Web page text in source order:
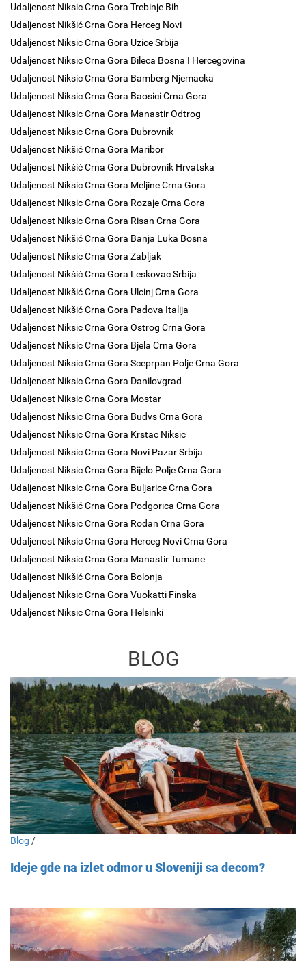
Udaljenost Niksic Crna Gora Trebinje Bih
Udaljenost Nikšić Crna Gora Herceg Novi
Udaljenost Niksic Crna Gora Uzice Srbija
Udaljenost Niksic Crna Gora Bileca Bosna I Hercegovina
Udaljenost Niksic Crna Gora Bamberg Njemacka
Udaljenost Niksic Crna Gora Baosici Crna Gora
Udaljenost Niksic Crna Gora Manastir Odtrog
Udaljenost Niksic Crna Gora Dubrovnik
Udaljenost Nikšić Crna Gora Maribor
Udaljenost Nikšić Crna Gora Dubrovnik Hrvatska
Udaljenost Niksic Crna Gora Meljine Crna Gora
Udaljenost Niksic Crna Gora Rozaje Crna Gora
Udaljenost Niksic Crna Gora Risan Crna Gora
Udaljenost Nikšić Crna Gora Banja Luka Bosna
Udaljenost Niksic Crna Gora Zabljak
Udaljenost Nikšić Crna Gora Leskovac Srbija
Udaljenost Nikšić Crna Gora Ulcinj Crna Gora
Udaljenost Nikšić Crna Gora Padova Italija
Udaljenost Niksic Crna Gora Ostrog Crna Gora
Udaljenost Niksic Crna Gora Bjela Crna Gora
Udaljenost Niksic Crna Gora Sceprpan Polje Crna Gora
Udaljenost Niksic Crna Gora Danilovgrad
Udaljenost Niksic Crna Gora Mostar
Udaljenost Niksic Crna Gora Budvs Crna Gora
Udaljenost Niksic Crna Gora Krstac Niksic
Udaljenost Niksic Crna Gora Novi Pazar Srbija
Udaljenost Niksic Crna Gora Bijelo Polje Crna Gora
Udaljenost Niksic Crna Gora Buljarice Crna Gora
Udaljenost Nikšić Crna Gora Podgorica Crna Gora
Udaljenost Niksic Crna Gora Rodan Crna Gora
Udaljenost Niksic Crna Gora Herceg Novi Crna Gora
Udaljenost Niksic Crna Gora Manastir Tumane
Udaljenost Nikšić Crna Gora Bolonja
Udaljenost Niksic Crna Gora Vuokatti Finska
Udaljenost Niksic Crna Gora Helsinki
BLOG
Blog /
Ideje gde na izlet odmor u Sloveniji sa decom?